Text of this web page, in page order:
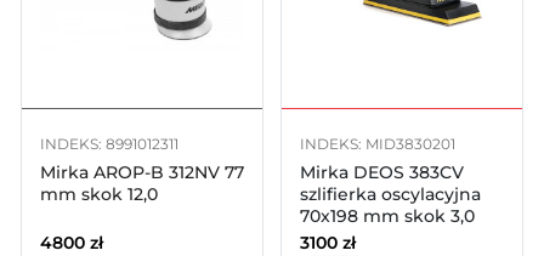
INDEKS: 8991012311
Mirka AROP-B 312NV 77
mm skok 12,0
4800 zł
INDEKS: MID3830201
Mirka DEOS 383CV
szlifierka oscylacyjna
70x198 mm skok 3,0
3100 zł